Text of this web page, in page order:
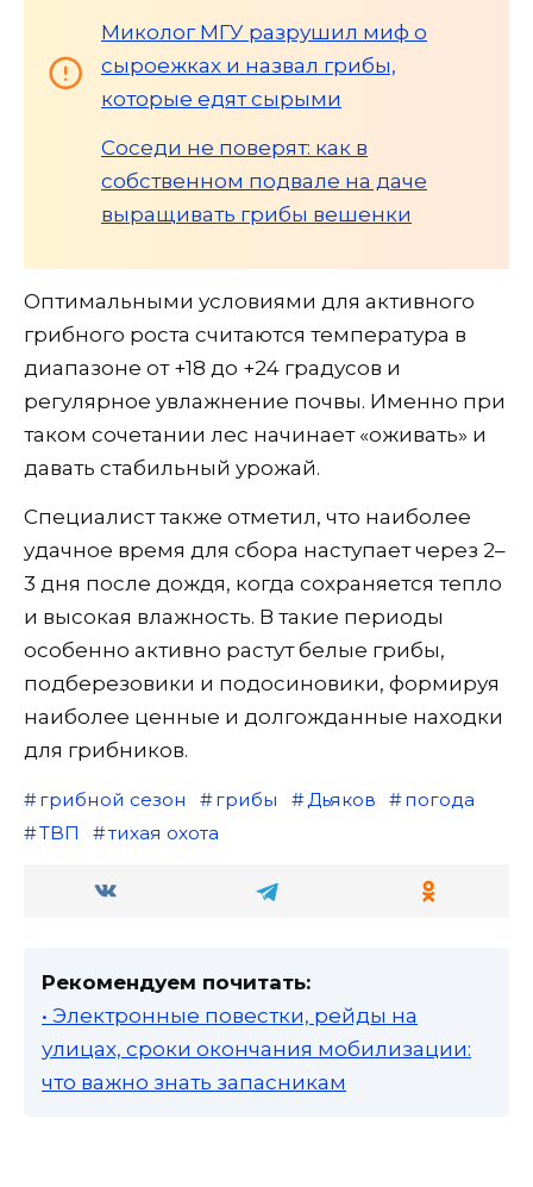
Миколог МГУ разрушил миф о
сыроежках и назвал грибы,
которые едят сырыми
Соседи не поверят: как в
собственном подвале на даче
выращивать грибы вешенки
Оптимальными условиями для активного
грибного роста считаются температура в
диапазоне от +18 до +24 градусов и
регулярное увлажнение почвы. Именно при
таком сочетании лес начинает «оживать» и
давать стабильный урожай.
Специалист также отметил, что наиболее
удачное время для сбора наступает через 2–
3 дня после дождя, когда сохраняется тепло
и высокая влажность. В такие периоды
особенно активно растут белые грибы,
подберезовики и подосиновики, формируя
наиболее ценные и долгожданные находки
для грибников.
грибной сезон грибы Дьяков
погода
ТВП
тихая охота
Рекомендуем почитать:
• Электронные повестки, рейды на
улицах, сроки окончания мобилизации:
что важно знать запасникам